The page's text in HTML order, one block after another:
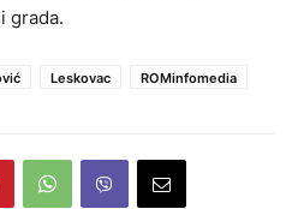
grada.
Leskovac ROMinfomedia